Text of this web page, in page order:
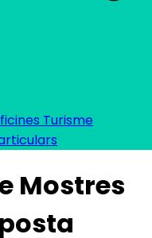
Turisme
Mostres